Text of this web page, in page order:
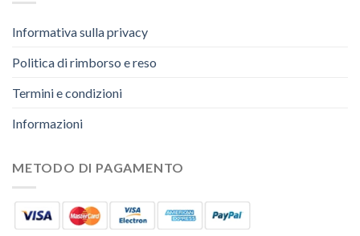
Informativa sulla privacy
Politica di rimborso e reso
Termini e condizioni
Informazioni
METODO DI PAGAMENTO